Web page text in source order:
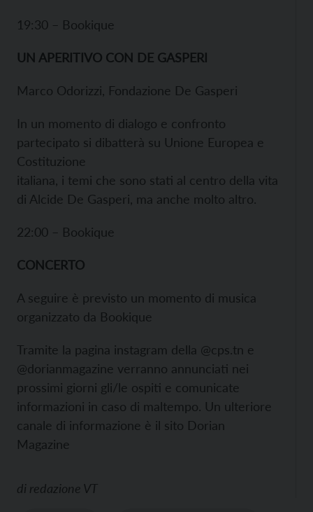
19:30 – Bookique
UN APERITIVO CON DE GASPERI
Marco Odorizzi, Fondazione De Gasperi
In un momento di dialogo e confronto
partecipato si dibatterà su Unione Europea e
Costituzione
italiana, i temi che sono stati al centro della vita
di Alcide De Gasperi, ma anche molto altro.
22:00 – Bookique
CONCERTO
A seguire è previsto un momento di musica
organizzato da Bookique
Tramite la pagina instagram della @cps.tn e
@dorianmagazine verranno annunciati nei
prossimi giorni gli/le ospiti e comunicate
informazioni in caso di maltempo. Un ulteriore
canale di informazione è il sito Dorian
Magazine
di redazione VT